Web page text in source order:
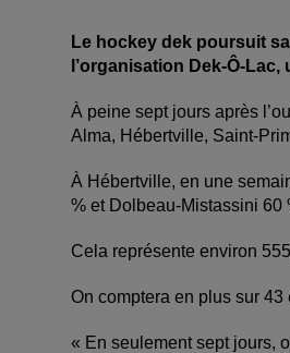
Le hockey dek poursuit
l’organisation Dek-Ô-
À peine sept jours après
Alma, Hébertville, Saint-
À Hébertville, en une
% et Dolbeau-Mistassini 60
Cela représente environ
On comptera en plus sur
« En seulement sept jours,